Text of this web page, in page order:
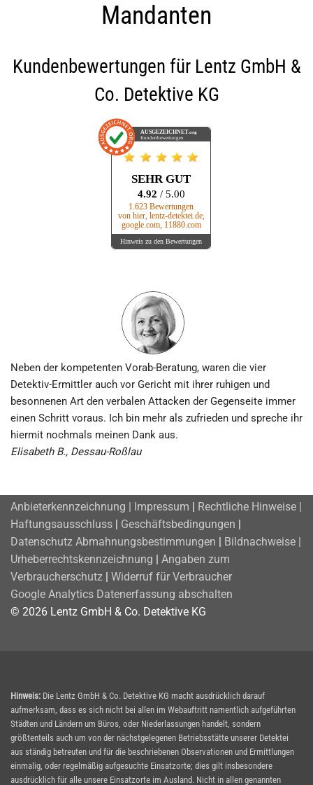
Mandanten
Kundenbewertungen für Lentz GmbH &
Co. Detektive KG
AUSGEZEICHNET.org
Kundenbewertungen
SEHR GUT
4.92 / 5.00
1.623 Bewertungen
von hier, lentz-detektei.de,
google.com, 11880.com
Hinweis zu den Bewertungen
Neben der kompetenten Vorab-Beratung, waren die vier
Detektiv-Ermittler auch vor Gericht mit ihrer ruhigen und
besonnenen Art den verbalen Attacken der Gegenseite immer
einen Schritt voraus. Ich bin mehr als zufrieden und spreche ihr
hiermit nochmals meinen Dank aus.
Elisabeth B., Dessau-Roßlau
Anbieterkennzeichnung | Impressum
Rechtliche Hinweise |
Haftungsausschluss
Geschäftsbedingungen
Datenschutz Abmahnungsbestimmungen
Bildnachweise |
Urheberrechtskennzeichnung
Angaben zum
Verbraucherschutz
Widerruf für Verbraucher
Google Analytics Datenerfassung abschalten
© 2026 Lentz GmbH & Co. Detektive KG
Hinweis: Die Lentz GmbH & Co. Detektive KG macht ausdrücklich darauf
aufmerksam, dass es sich nicht bei allen im Webauftritt namentlich aufgeführten
Städten und Ländern um Büros, oder Niederlassungen handelt, sondern
größtenteils auch um von der nächstgelegenen Betriebsstätte unserer Detektei
aus ständig betreuten und für die beschriebenen Observationen und Ermittlungen
einmalig, oder regelmäßig aufgesuchte Einsatzorte; dies gilt insbesondere
ausdrücklich für alle unsere Einsatzorte im Ausland. Nicht in allen genannten